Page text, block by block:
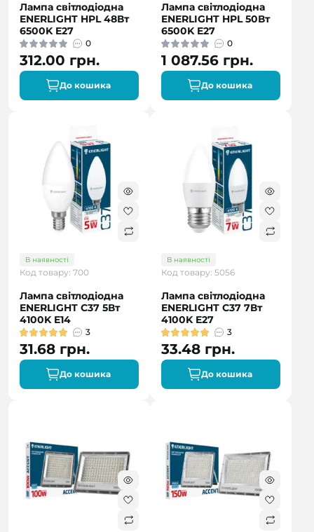
Лампа світлодіодна
ENERLIGHT HPL 48Вт
6500K E27
0
312.00 грн.
До кошика
Лампа світлодіодна
ENERLIGHT HPL 50Вт
6500K E27
0
1 087.56 грн.
До кошика
В наявності
Код товару: 700
Лампа світлодіодна
ENERLIGHT С37 5Вт
4100K E14
3
31.68 грн.
До кошика
В наявності
Код товару: 5056
Лампа світлодіодна
ENERLIGHT С37 7Вт
4100K E27
3
33.48 грн.
До кошика